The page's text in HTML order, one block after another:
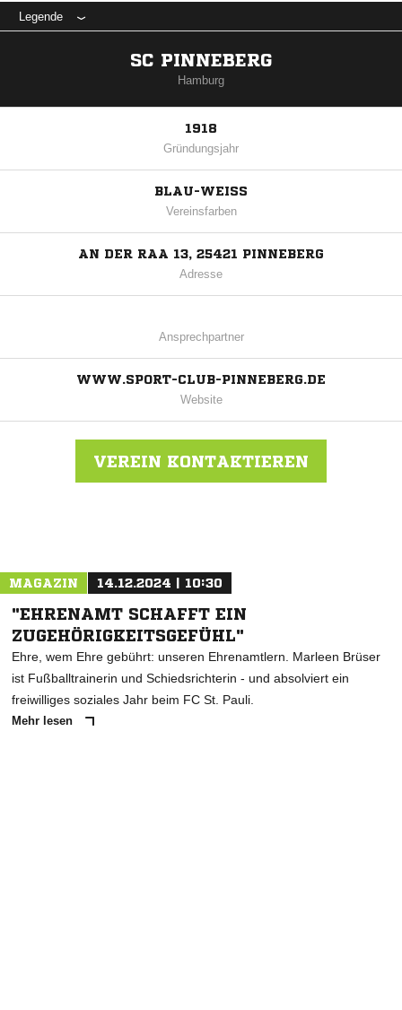
Legende
SC PINNEBERG
Hamburg
1918
Gründungsjahr
BLAU-WEISS
Vereinsfarben
AN DER RAA 13, 25421 PINNEBERG
Adresse
Ansprechpartner
WWW.SPORT-CLUB-PINNEBERG.DE
Website
VEREIN KONTAKTIEREN
MAGAZIN 14.12.2024 | 10:30
"EHRENAMT SCHAFFT EIN
ZUGEHÖRIGKEITSGEFÜHL"
Ehre, wem Ehre gebührt: unseren Ehrenamtlern. Marleen Brüser
ist Fußballtrainerin und Schiedsrichterin - und absolviert ein
freiwilliges soziales Jahr beim FC St. Pauli.
Mehr lesen